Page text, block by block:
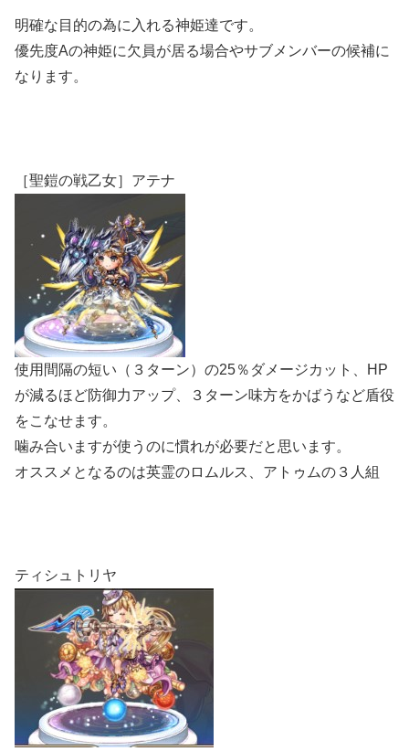
明確な目的の為に入れる神姫達です。
優先度Aの神姫に欠員が居る場合やサブメンバーの候補に
なります。
［聖鎧の戦乙女］アテナ
使用間隔の短い（３ターン）の25％ダメージカット、HP
が減るほど防御力アップ、３ターン味方をかばうなど盾役
をこなせます。
噛み合いますが使うのに慣れが必要だと思います。
オススメとなるのは英霊のロムルス、アトゥムの３人組
ティシュトリヤ